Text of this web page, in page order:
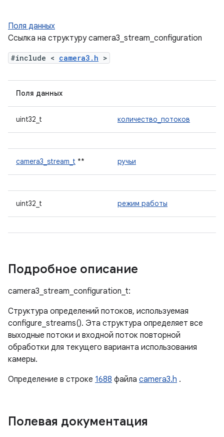
Поля данных
Ссылка на структуру camera3_stream_configuration
#include < camera3.h >
Поля данных
uint32_t количество_потоков
camera3_stream_t ** ручьи
uint32_t режим работы
Подробное описание
camera3_stream_configuration_t:
Структура определений потоков, используемая
configure_streams(). Эта структура определяет все
выходные потоки и входной поток повторной
обработки для текущего варианта использования
камеры.
Определение в строке 1688 файла camera3.h .
Полевая документация